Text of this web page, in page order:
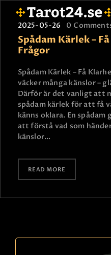
HEM
ASTROLOGI
TAROT
SPÅDAM-
JOBBA SOM
BETALNING
2025-05-26 0
Spådam Kärlek –
Frågor
Spådam Kärlek – Få
väcker många känslor –
Därför är det vanligt att
spådam kärlek för att få
känns oklara. En spådam
att förstå vad som
känslor…
READ MORE